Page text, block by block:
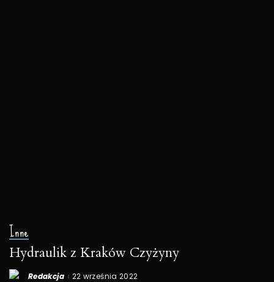
Inne
Hydraulik z Kraków Czyżyny
Posted
Redakcja 22 września 2022